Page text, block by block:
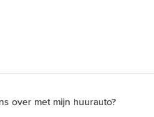
over met mijn huurauto?